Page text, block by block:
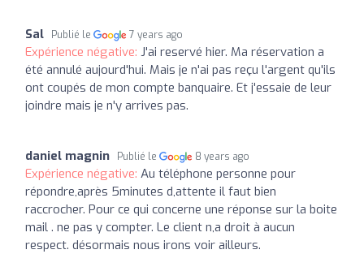
Sal Publié le 7 years ago
Expérience négative: J'ai reservé hier. Ma réservation a
été annulé aujourd'hui. Mais je n'ai pas reçu l'argent qu'ils
ont coupés de mon compte banquaire. Et j'essaie de leur
joindre mais je n'y arrives pas.
daniel magnin Publié le 8 years ago
Expérience négative: Au téléphone personne pour
répondre,après 5minutes d,attente il faut bien
raccrocher. Pour ce qui concerne une réponse sur la boite
mail . ne pas y compter. Le client n,a droit à aucun
respect. désormais nous irons voir ailleurs.